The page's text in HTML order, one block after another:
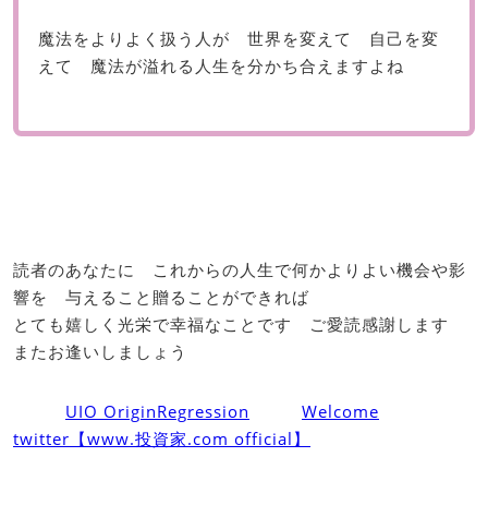
魔法をよりよく扱う人が 世界を変えて 自己を変
えて 魔法が溢れる人生を分かち合えますよね
読者のあなたに これからの人生で何かよりよい機会や影
響を 与えること贈ることができれば
とても嬉しく光栄で幸福なことです ご愛読感謝します
またお逢いしましょう
UIO OriginRegression
Welcome
twitter【www.投資家.com official】